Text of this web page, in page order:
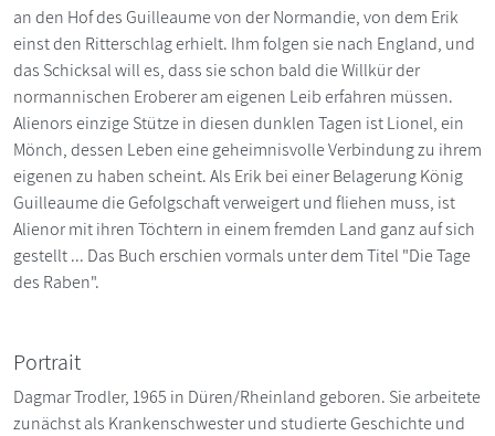
an den Hof des Guilleaume von der Normandie, von dem Erik
einst den Ritterschlag erhielt. Ihm folgen sie nach England, und
das Schicksal will es, dass sie schon bald die Willkür der
normannischen Eroberer am eigenen Leib erfahren müssen.
Alienors einzige Stütze in diesen dunklen Tagen ist Lionel, ein
Mönch, dessen Leben eine geheimnisvolle Verbindung zu ihrem
eigenen zu haben scheint. Als Erik bei einer Belagerung König
Guilleaume die Gefolgschaft verweigert und fliehen muss, ist
Alienor mit ihren Töchtern in einem fremden Land ganz auf sich
gestellt ... Das Buch erschien vormals unter dem Titel "Die Tage
des Raben".
Portrait
Dagmar Trodler, 1965 in Düren/Rheinland geboren. Sie arbeitete
zunächst als Krankenschwester und studierte Geschichte und